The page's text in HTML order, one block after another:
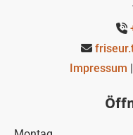


Impressum |